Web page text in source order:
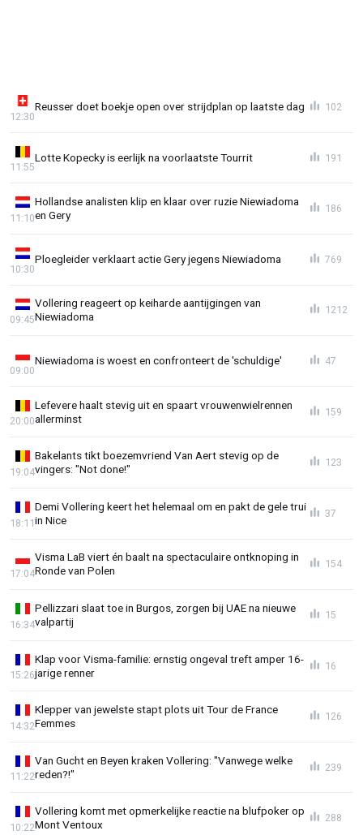
Reusser doet boekje open over strijdplan op laatste dag
12:30
102
Lotte Kopecky is eerlijk na voorlaatste Tourrit
11:55
191
Hollandse analisten klip en klaar over ruzie Niewiadoma
en Gery
11:10
186
Ploegleider verklaart actie Gery jegens Niewiadoma
10:30
769
Vollering reageert op keiharde aantijgingen van
Niewiadoma
09:45
1212
Niewiadoma is woest en confronteert de 'schuldige'
09:00
47
Lefevere haalt stevig uit en spaart vrouwenwielrennen
allerminst
20:00
159
Bakelants tikt boezemvriend Van Aert stevig op de
vingers: "Not done!"
19:04
123
Demi Vollering keert het helemaal om en pakt de gele trui
in Nice
18:11
37
Visma LaB viert én baalt na spectaculaire ontknoping in
Ronde van Polen
17:04
154
Pellizzari slaat toe in Burgos, zorgen bij UAE na nieuwe
valpartij
16:34
15
Klap voor Visma-familie: ernstig ongeval treft amper 16-
jarige renner
15:26
16
Klepper van jewelste stapt plots uit Tour de France
Femmes
14:32
126
Van Gucht en Beyen kraken Vollering: "Vanwege welke
reden?!"
11:22
239
Vollering komt met opmerkelijke reactie na blufpoker op
Mont Ventoux
10:22
288